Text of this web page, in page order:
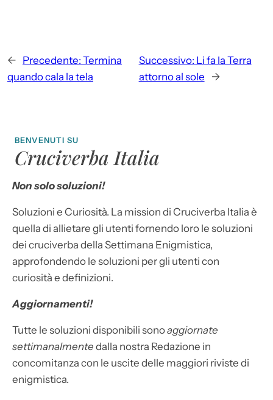
← Precedente: Termina
quando cala la tela
Successivo: Li fa la Terra
attorno al sole
→
BENVENUTI SU
Cruciverba Italia
Non solo soluzioni!
Soluzioni e Curiosità. La mission di Cruciverba Italia è
quella di allietare gli utenti fornendo loro le soluzioni
dei cruciverba della Settimana Enigmistica,
approfondendo le soluzioni per gli utenti con
curiosità e definizioni.
Aggiornamenti!
Tutte le soluzioni disponibili sonoaggiornate
settimanalmente dalla nostra Redazione in
concomitanza con le uscite delle maggiori riviste di
enigmistica.